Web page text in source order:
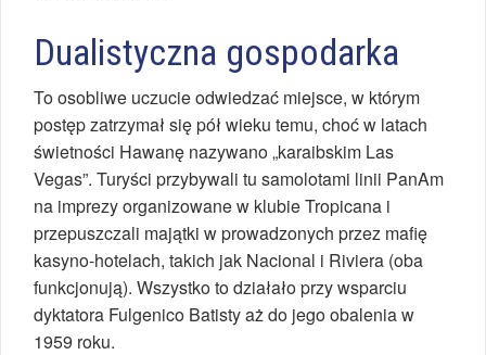
Dualistyczna gospodarka
To osobliwe uczucie odwiedzać miejsce, w którym
postęp zatrzymał się pół wieku temu, choć w latach
świetności Hawanę nazywano „karaibskim Las
Vegas”. Turyści przybywali tu samolotami linii PanAm
na imprezy organizowane w klubie Tropicana i
przepuszczali majątki w prowadzonych przez mafię
kasyno-hotelach, takich jak Nacional i Riviera (oba
funkcjonują). Wszystko to działało przy wsparciu
dyktatora Fulgenico Batisty aż do jego obalenia w
1959 roku.